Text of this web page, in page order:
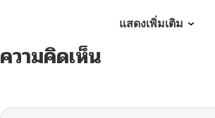
แสดงเพิ่มเติม
ความคิดเห็น